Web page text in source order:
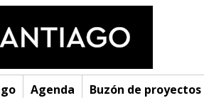
Agenda Buzón de proyectos